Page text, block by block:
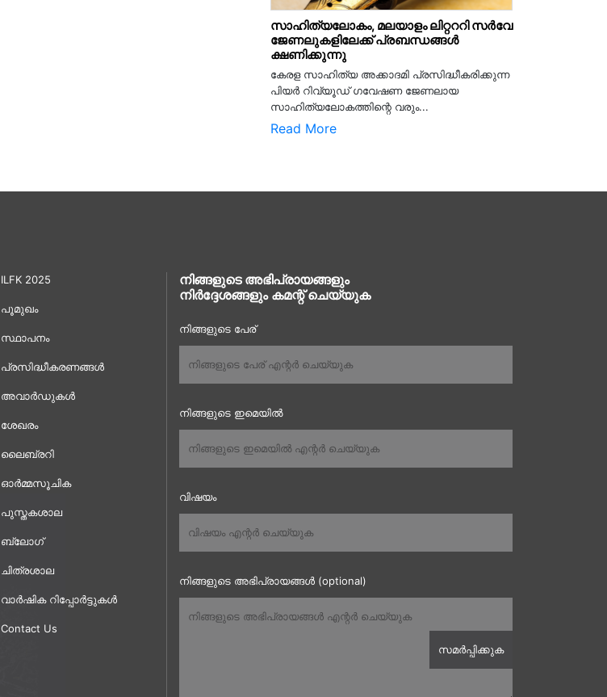
സാഹിത്യലോകം, മലയാളം ലിറ്റററി സർവേ
ജേണലുകളിലേക്ക് പ്രബന്ധങ്ങൾ
ക്ഷണിക്കുന്നു
കേരള സാഹിത്യ അക്കാദമി പ്രസിദ്ധീകരിക്കുന്ന
പിയര്‍ റിവ്യൂഡ് ഗവേഷണ ജേണലായ
സാഹിത്യലോകത്തിന്റെ വരും...
Read More
ILFK 2025
പൂമുഖം
സ്ഥാപനം
പ്രസിദ്ധീകരണങ്ങൾ
അവാർഡുകൾ
ശേഖരം
ലൈബ്രറി
ഓർമ്മസൂചിക
പുസ്തകശാല
ബ്ലോഗ്
ചിത്രശാല
വാർഷിക റിപ്പോർട്ടുകൾ
Contact Us
നിങ്ങളുടെ അഭിപ്രായങ്ങളും
നിർദ്ദേശങ്ങളും കമന്റ് ചെയ്യുക
നിങ്ങളുടെ പേര്
നിങ്ങളുടെ ഇമെയിൽ
വിഷയം
നിങ്ങളുടെ അഭിപ്രായങ്ങൾ (optional)